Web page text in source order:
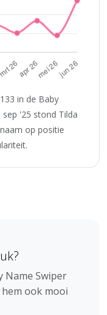
in de Baby
'25 stond Tilda
op positie
Name Swiper
ook mooi